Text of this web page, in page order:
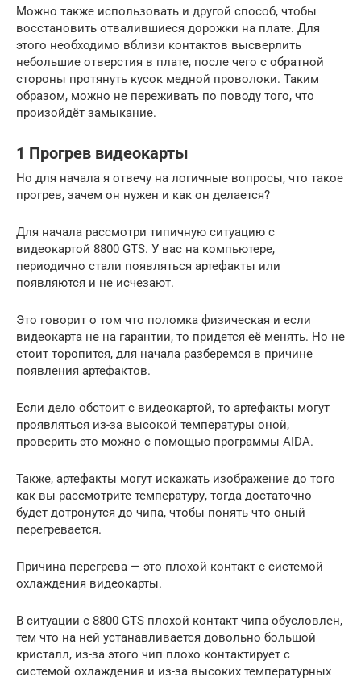
Можно также использовать и другой способ, чтобы
восстановить отвалившиеся дорожки на плате. Для
этого необходимо вблизи контактов высверлить
небольшие отверстия в плате, после чего с обратной
стороны протянуть кусок медной проволоки. Таким
образом, можно не переживать по поводу того, что
произойдёт замыкание.
1 Прогрев видеокарты
Но для начала я отвечу на логичные вопросы, что такое
прогрев, зачем он нужен и как он делается?
Для начала рассмотри типичную ситуацию с
видеокартой 8800 GTS. У вас на компьютере,
периодично стали появляться артефакты или
появляются и не исчезают.
Это говорит о том что поломка физическая и если
видеокарта не на гарантии, то придется её менять. Но не
стоит торопится, для начала разберемся в причине
появления артефактов.
Если дело обстоит с видеокартой, то артефакты могут
проявляться из-за высокой температуры оной,
проверить это можно с помощью программы AIDA.
Также, артефакты могут искажать изображение до того
как вы рассмотрите температуру, тогда достаточно
будет дотронутся до чипа, чтобы понять что оный
перегревается.
Причина перегрева — это плохой контакт с системой
охлаждения видеокарты.
В ситуации с 8800 GTS плохой контакт чипа обусловлен,
тем что на ней устанавливается довольно большой
кристалл, из-за этого чип плохо контактирует с
системой охлаждения и из-за высоких температурных